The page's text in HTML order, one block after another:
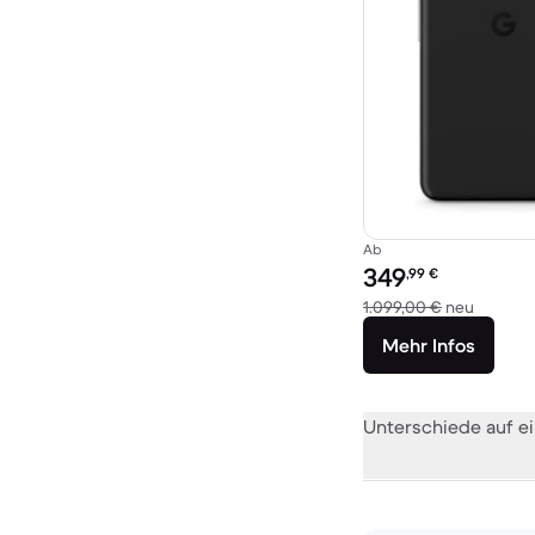
Ab
Preis des erneuerten
349,99 €
1.099,00 € neu
Mehr Infos
Unterschiede auf